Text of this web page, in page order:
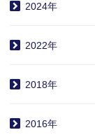
2024年
2022年
2018年
2016年